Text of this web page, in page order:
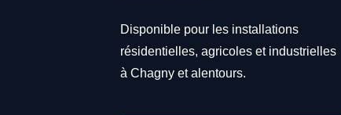
Disponible pour les installations
résidentielles, agricoles et industrielles
à Chagny et alentours.